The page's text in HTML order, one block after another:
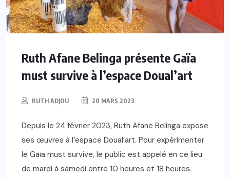
Ruth Afane Belinga présente Gaïa
must survive à l’espace Doual’art
RUTH ADJOU 20 MARS 2023
Depuis le 24 février 2023, Ruth Afane Belinga expose
ses œuvres à l’espace Doual’art. Pour expérimenter
le Gaïa must survive, le public est appelé en ce lieu
de mardi à samedi entre 10 heures et 18 heures.